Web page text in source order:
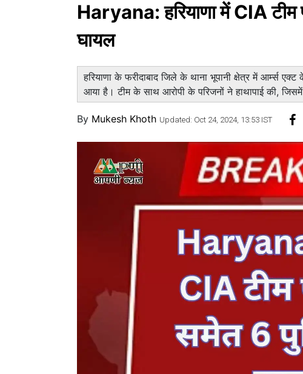
Haryana: हरियाणा में CIA टीम
घायल
हरियाणा के फरीदाबाद जिले के थाना भूपानी क्षेत्र में आर्म्स
आया है। टीम के साथ आरोपी के परिजनों ने हाथापाई की,
By Mukesh Khoth Updated: Oct 24, 2024, 13:53 IST